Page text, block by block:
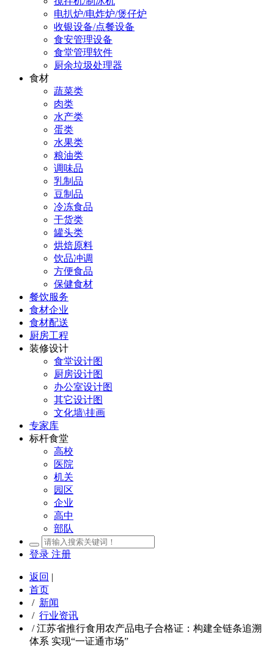
电扒炉/电炸炉/煲仔炉
收银设备/点餐设备
食安管理设备
食堂管理软件
厨余垃圾处理器
食材
蔬菜类
肉类
水产类
蛋类
水果类
粮油类
调味品
乳制品
豆制品
冷冻食品
干货类
罐头类
烘焙原料
饮品冲调
方便食品
保健食材
餐饮服务
食材企业
食材配送
厨房工程
装修设计
食堂设计图
厨房设计图
办公室设计图
其它设计图
文化墙\挂画
专家库
标杆食堂
高校
医院
机关
园区
企业
高中
部队
登录 注册
返回 |
首页
/ 新闻
/ 行业资讯
/江苏省推行食用农产品电子合格证：构建全链条追溯
体系 实现“一证通市场”